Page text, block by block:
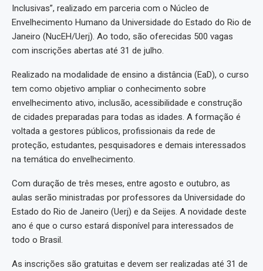
Inclusivas”, realizado em parceria com o Núcleo de
Envelhecimento Humano da Universidade do Estado do Rio de
Janeiro (NucEH/Uerj). Ao todo, são oferecidas 500 vagas
com inscrições abertas até 31 de julho.
Realizado na modalidade de ensino a distância (EaD), o curso
tem como objetivo ampliar o conhecimento sobre
envelhecimento ativo, inclusão, acessibilidade e construção
de cidades preparadas para todas as idades. A formação é
voltada a gestores públicos, profissionais da rede de
proteção, estudantes, pesquisadores e demais interessados
na temática do envelhecimento.
Com duração de três meses, entre agosto e outubro, as
aulas serão ministradas por professores da Universidade do
Estado do Rio de Janeiro (Uerj) e da Seijes. A novidade deste
ano é que o curso estará disponível para interessados de
todo o Brasil.
As inscrições são gratuitas e devem ser realizadas até 31 de